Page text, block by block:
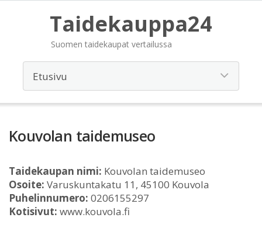
Taidekauppa24
Suomen taidekaupat vertailussa
Kouvolan taidemuseo
Taidekaupan nimi: Kouvolan taidemuseo
Osoite: Varuskuntakatu 11, 45100 Kouvola
Puhelinnumero: 0206155297
Kotisivut: www.kouvola.fi